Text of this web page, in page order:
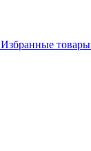
Избранные товары